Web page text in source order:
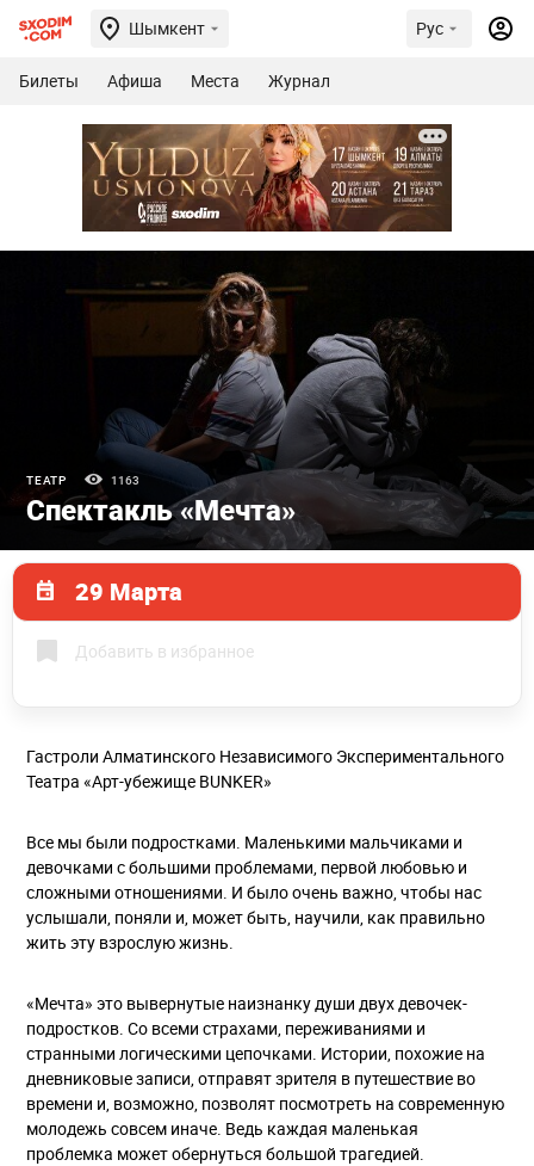
Шымкент Рус
Билеты Афиша Места Журнал
ТЕАТР 1163
Спектакль «Мечта»
29 Марта
Добавить в избранное
Гастроли Алматинского Независимого Экспериментального
Театра «Арт-убежище BUNKER»
Все мы были подростками. Маленькими мальчиками и
девочками с большими проблемами, первой любовью и
сложными отношениями. И было очень важно, чтобы нас
услышали, поняли и, может быть, научили, как правильно
жить эту взрослую жизнь.
«Мечта» это вывернутые наизнанку души двух девочек-
подростков. Со всеми страхами, переживаниями и
странными логическими цепочками. Истории, похожие на
дневниковые записи, отправят зрителя в путешествие во
времени и, возможно, позволят посмотреть на современную
молодежь совсем иначе. Ведь каждая маленькая
проблемка может обернуться большой трагедией.